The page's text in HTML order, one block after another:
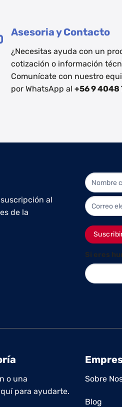
Asesoria y Contacto
¿Necesitas ayuda con un
cotización o información
Comunícate con nuestro
por WhatsApp al +56 9 4048
al
de la
Si eres
o una
para ayudarte.
Sobre
Blog